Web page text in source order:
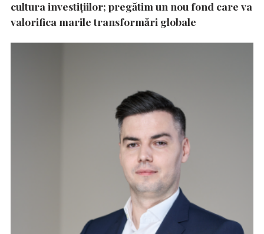
cultura investițiilor; pregătim un nou fond care va
valorifica marile transformări globale